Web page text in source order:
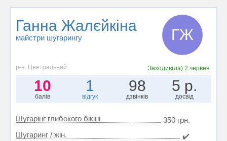
Ганна Жалєйкіна
майстри шугарингу ГЖ
р-н. Центральний Заходив(ла) 2 червня
10
балів
1
відгук
98
дзвінків
5 р.
досвід
Шугарінг глибокого бікіні
350 грн.
Шугаринг / жін.
✔️